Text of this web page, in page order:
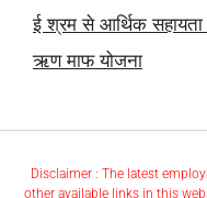
ई श्रम से आर्थिक सहायता
ऋण माफ योजना
Disclaimer : The latest
other available links in this